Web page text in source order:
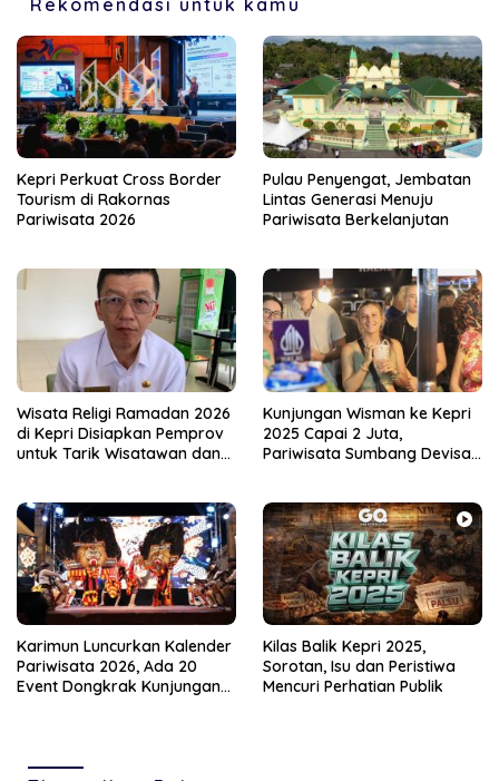
Rekomendasi untuk kamu
Kepri Perkuat Cross Border
Tourism di Rakornas
Pariwisata 2026
Pulau Penyengat, Jembatan
Lintas Generasi Menuju
Pariwisata Berkelanjutan
Wisata Religi Ramadan 2026
di Kepri Disiapkan Pemprov
untuk Tarik Wisatawan dan
Kunjungan Wisman ke Kepri
2025 Capai 2 Juta,
Pariwisata Sumbang Devisa
Karimun Luncurkan Kalender
Pariwisata 2026, Ada 20
Event Dongkrak Kunjungan
Kilas Balik Kepri 2025,
Sorotan, Isu dan Peristiwa
Mencuri Perhatian Publik